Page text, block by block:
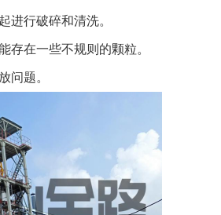
进行破碎和清洗。
存在一些不规则的颗粒。
问题。